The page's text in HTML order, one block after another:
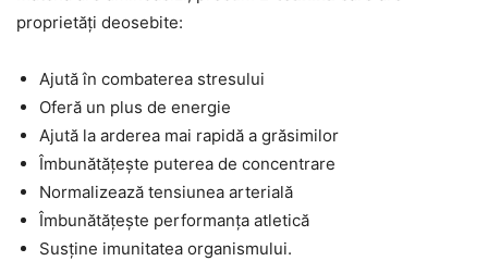
proprietăți deosebite:
Ajută în combaterea stresului
Oferă un plus de energie
Ajută la arderea mai rapidă a grăsimilor
Îmbunătățește puterea de concentrare
Normalizează tensiunea arterială
Îmbunătățește performanța atletică
Susține imunitatea organismului.